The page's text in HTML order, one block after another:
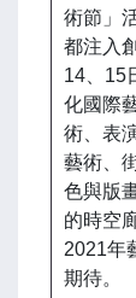
術節」
都注入
14、15
化國際
術、表
藝術、
色與版
的時空
2021年
期待。